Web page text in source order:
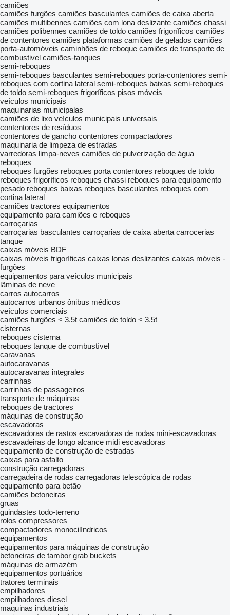
camiões
camiões furgões camiões basculantes camiões de caixa aberta
camiões multibennes camiões com lona deslizante camiões chassi
camiões polibennes camiões de toldo camiões frigoríficos camiões
de contentores camiões plataformas camiões de gelados camiões
porta-automóveis caminhões de reboque camiões de transporte de
combustivel camiões-tanques
semi-reboques
semi-reboques basculantes semi-reboques porta-contentores semi-
reboques com cortina lateral semi-reboques baixas semi-reboques
de toldo semi-reboques frigoríficos pisos móveis
veículos municipais
maquinarias municipalas
camiões de lixo veículos municipais universais
contentores de resíduos
contentores de gancho contentores compactadores
maquinaria de limpeza de estradas
varredoras limpa-neves camiões de pulverização de água
reboques
reboques furgões reboques porta contentores reboques de toldo
reboques frigoríficos reboques chassi reboques para equipamento
pesado reboques baixas reboques basculantes reboques com
cortina lateral
camiões tractores equipamentos
equipamento para camiões e reboques
carroçarias
carroçarias basculantes carroçarias de caixa aberta carrocerias
tanque
caixas móveis BDF
caixas móveis frigoríficas caixas lonas deslizantes caixas móveis -
furgões
equipamentos para veículos municipais
lâminas de neve
carros autocarros
autocarros urbanos ônibus médicos
veículos comerciais
camiões furgões < 3.5t camiões de toldo < 3.5t
cisternas
reboques cisterna
reboques tanque de combustível
caravanas
autocaravanas
autocaravanas integrales
carrinhas
carrinhas de passageiros
transporte de máquinas
reboques de tractores
máquinas de construção
escavadoras
escavadoras de rastos escavadoras de rodas mini-escavadoras
escavadeiras de longo alcance midi escavadoras
equipamento de construção de estradas
caixas para asfalto
construção carregadoras
carregadeira de rodas carregadoras telescópica de rodas
equipamento para betão
camiões betoneiras
gruas
guindastes todo-terreno
rolos compressores
compactadores monocilíndricos
equipamentos
equipamentos para máquinas de construção
betoneiras de tambor grab buckets
máquinas de armazém
equipamentos portuários
tratores terminais
empilhadores
empilhadores diesel
maquinas industriais